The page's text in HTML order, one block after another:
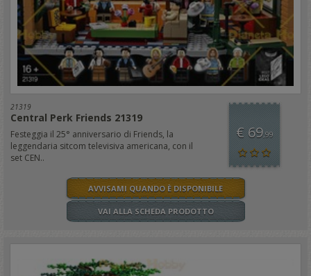
21319
Central Perk Friends 21319
Festeggia il 25° anniversario di Friends, la
leggendaria sitcom televisiva americana, con il
set CEN..
€ 69,99
AVVISAMI QUANDO È DISPONIBILE
VAI ALLA SCHEDA PRODOTTO